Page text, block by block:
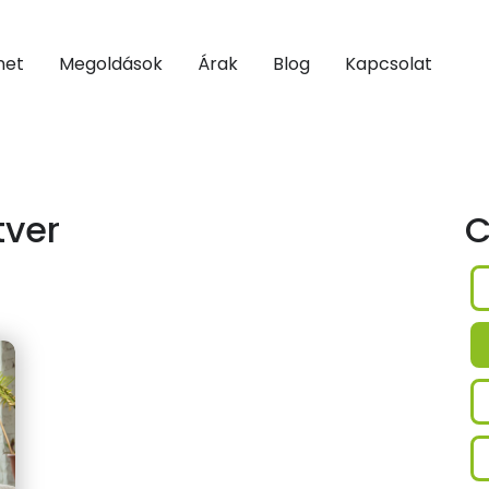
Megoldások Árak Blog Kapcsolat